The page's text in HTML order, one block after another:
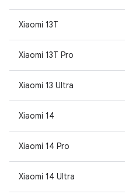
Xiaomi 13T
Xiaomi 13T Pro
Xiaomi 13 Ultra
Xiaomi 14
Xiaomi 14 Pro
Xiaomi 14 Ultra